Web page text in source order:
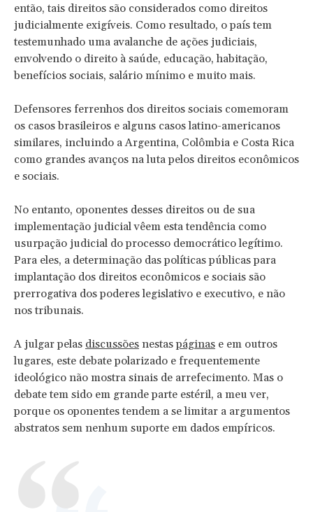
então, tais direitos são considerados como direitos
judicialmente exigíveis. Como resultado, o país tem
testemunhado uma avalanche de ações judiciais,
envolvendo o direito à saúde, educação, habitação,
benefícios sociais, salário mínimo e muito mais.
Defensores ferrenhos dos direitos sociais comemoram
os casos brasileiros e alguns casos latino-americanos
similares, incluindo a Argentina, Colômbia e Costa Rica
como grandes avanços na luta pelos direitos econômicos
e sociais.
No entanto, oponentes desses direitos ou de sua
implementação judicial vêem esta tendência como
usurpação judicial do processo democrático legítimo.
Para eles, a determinação das políticas públicas para
implantação dos direitos econômicos e sociais são
prerrogativa dos poderes legislativo e executivo, e não
nos tribunais.
A julgar pelas discussões nestaspáginas e em outros
lugares, este debate polarizado e frequentemente
ideológico não mostra sinais de arrefecimento. Mas o
debate tem sido em grande parte estéril, a meu ver,
porque os oponentes tendem a se limitar a argumentos
abstratos sem nenhum suporte em dados empíricos.